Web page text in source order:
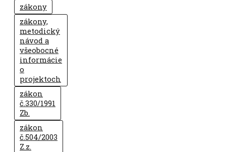
zákony
zákony,
metodický
návod a
všeobocné
informácie
o
projektoch
zákon
č.330/1991
Zb.
zákon
č.504/2003
Z.z.